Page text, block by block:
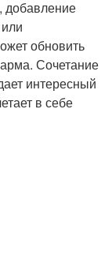
обновить
Сочетание
интересный
в себе